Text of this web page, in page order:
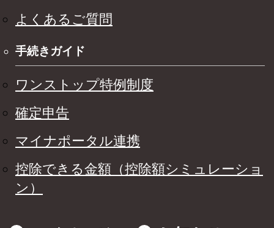
よくあるご質問
手続きガイド
ワンストップ特例制度
確定申告
マイナポータル連携
控除できる金額（控除額シミュレーショ
ン）